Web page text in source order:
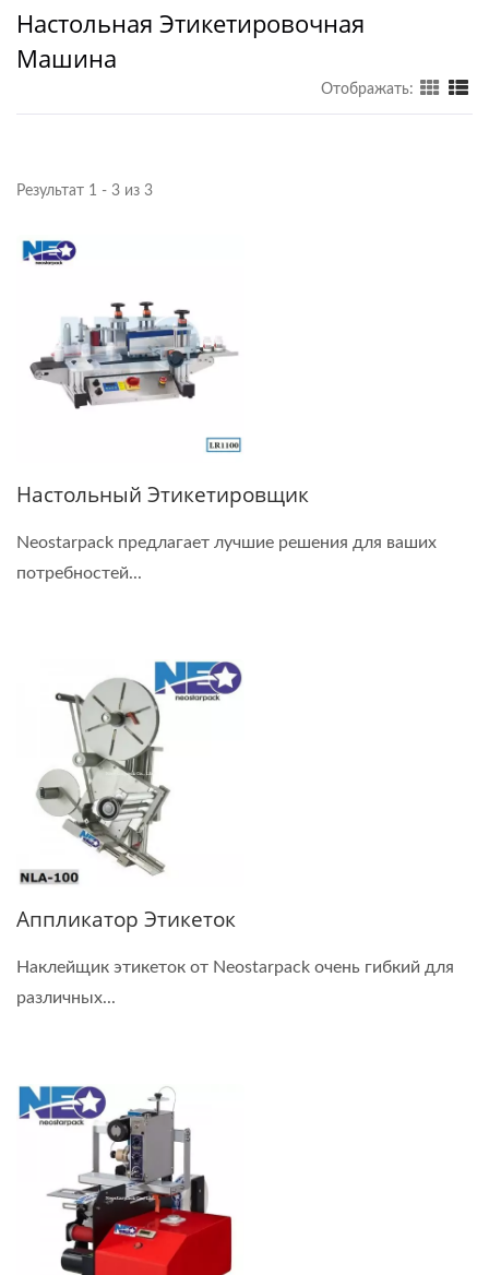
Настольная Этикетировочная
Машина
Отображать:
Результат 1 - 3 из 3
Настольный Этикетировщик
Neostarpack предлагает лучшие решения для ваших
потребностей...
Аппликатор Этикеток
Наклейщик этикеток от Neostarpack очень гибкий для
различных...